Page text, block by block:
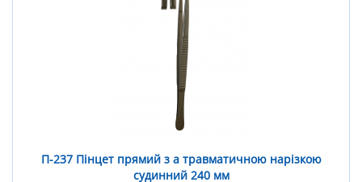
П-237 Пінцет прямий з а травматичною нарізкою
судинний 240 мм